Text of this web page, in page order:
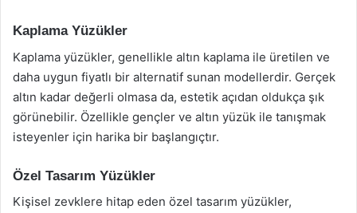
Kaplama Yüzükler
Kaplama yüzükler, genellikle altın kaplama ile üretilen ve
daha uygun fiyatlı bir alternatif sunan modellerdir. Gerçek
altın kadar değerli olmasa da, estetik açıdan oldukça şık
görünebilir. Özellikle gençler ve altın yüzük ile tanışmak
isteyenler için harika bir başlangıçtır.
Özel Tasarım Yüzükler
Kişisel zevklere hitap eden özel tasarım yüzükler,